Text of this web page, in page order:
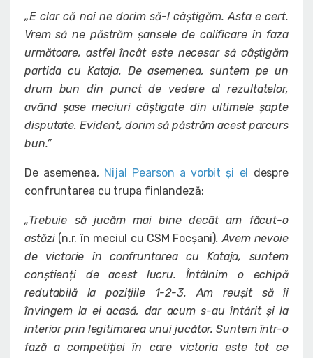
„E clar că noi ne dorim să-l câștigăm. Asta e cert.
Vrem să ne păstrăm șansele de calificare în faza
următoare, astfel încât este necesar să câștigăm
partida cu Kataja. De asemenea, suntem pe un
drum bun din punct de vedere al rezultatelor,
având șase meciuri câștigate din ultimele șapte
disputate. Evident, dorim să păstrăm acest parcurs
bun.”
De asemenea, Nijal Pearson a vorbit și el
despre
confruntarea cu trupa finlandeză:
„Trebuie să jucăm mai bine decât am făcut-o
astăzi (n.r. în meciul cu CSM Focșani). Avem nevoie
de victorie în confruntarea cu Kataja, suntem
conștienți de acest lucru. Întâlnim o echipă
redutabilă la pozițiile 1-2-3. Am reușit să îi
învingem la ei acasă, dar acum s-au întărit și la
interior prin legitimarea unui jucător. Suntem într-o
fază a competiției în care victoria este tot ce